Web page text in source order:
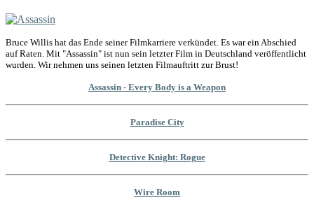
Bruce Willis hat das Ende seiner Filmkarriere verkündet. Es war ein Abschied
auf Raten. Mit "Assassin" ist nun sein letzter Film in Deutschland veröffentlicht
wurden. Wir nehmen uns seinen letzten Filmauftritt zur Brust!
Assassin - Every Body is a Weapon
Paradise City
Detective Knight: Rogue
Wire Room